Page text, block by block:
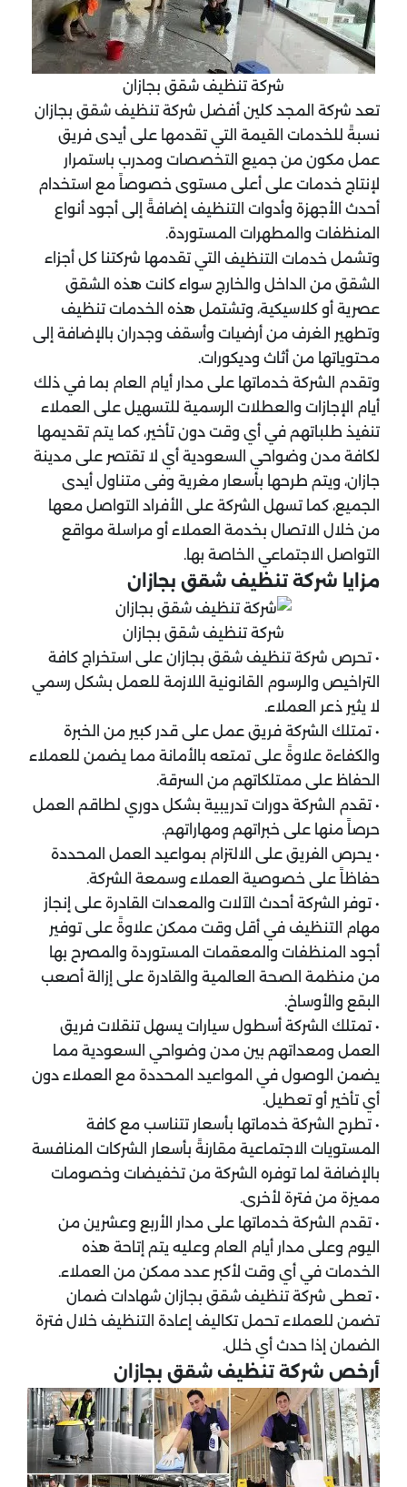
شركة تنظيف شقق بجازان
تعد شركة المجد كلين أفضل شركة تنظيف شقق بجازان
نسبةً للخدمات القيمة التي تقدمها على أيدى فريق
عمل مكون من جميع التخصصات ومدرب باستمرار
لإنتاج خدمات على أعلى مستوى خصوصاً مع استخدام
أحدث الأجهزة وأدوات التنظيف إضافةً إلى أجود أنواع
المنظفات والمطهرات المستوردة.
وتشمل خدمات التنظيف التي تقدمها شركتنا كل أجزاء
الشقق من الداخل والخارج سواء كانت هذه الشقق
عصرية أو كلاسيكية، وتشتمل هذه الخدمات تنظيف
وتطهير الغرف من أرضيات وأسقف وجدران بالإضافة إلى
محتوياتها من أثاث وديكورات.
وتقدم الشركة خدماتها على مدار أيام العام بما في ذلك
أيام الإجازات والعطلات الرسمية للتسهيل على العملاء
تنفيذ طلباتهم في أي وقت دون تأخير، كما يتم تقديمها
لكافة مدن وضواحي السعودية أي لا تقتصر على مدينة
جازان، ويتم طرحها بأسعار مغرية وفى متناول أيدى
الجميع، كما تسهل الشركة على الأفراد التواصل معها
من خلال الاتصال بخدمة العملاء أو مراسلة مواقع
التواصل الاجتماعي الخاصة بها.
مزايا شركة تنظيف شقق بجازان
شركة تنظيف شقق بجازان
• تحرص شركة تنظيف شقق بجازان على استخراج كافة
التراخيص والرسوم القانونية اللازمة للعمل بشكل رسمي
لا يثير ذعر العملاء.
• تمتلك الشركة فريق عمل على قدر كبير من الخبرة
والكفاءة علاوةً على تمتعه بالأمانة مما يضمن للعملاء
الحفاظ على ممتلكاتهم من السرقة.
• تقدم الشركة دورات تدريبية بشكل دوري لطاقم العمل
حرصاً منها على خبراتهم ومهاراتهم.
• يحرص الفريق على الالتزام بمواعيد العمل المحددة
حفاظاً على خصوصية العملاء وسمعة الشركة.
• توفر الشركة أحدث الآلات والمعدات القادرة على إنجاز
مهام التنظيف في أقل وقت ممكن علاوةً على توفير
أجود المنظفات والمعقمات المستوردة والمصرح بها
من منظمة الصحة العالمية والقادرة على إزالة أصعب
البقع والأوساخ.
• تمتلك الشركة أسطول سيارات يسهل تنقلات فريق
العمل ومعداتهم بين مدن وضواحي السعودية مما
يضمن الوصول في المواعيد المحددة مع العملاء دون
أي تأخير أو تعطيل.
• تطرح الشركة خدماتها بأسعار تتناسب مع كافة
المستويات الاجتماعية مقارنةً بأسعار الشركات المنافسة
بالإضافة لما توفره الشركة من تخفيضات وخصومات
مميزة من فترة لأخرى.
• تقدم الشركة خدماتها على مدار الأربع وعشرين من
اليوم وعلى مدار أيام العام وعليه يتم إتاحة هذه
الخدمات في أي وقت لأكبر عدد ممكن من العملاء.
• تعطى شركة تنظيف شقق بجازان شهادات ضمان
تضمن للعملاء تحمل تكاليف إعادة التنظيف خلال فترة
الضمان إذا حدث أي خلل.
أرخص شركة تنظيف شقق بجازان